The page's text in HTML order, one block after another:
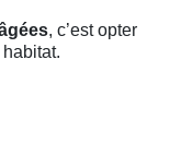
, c’est opter